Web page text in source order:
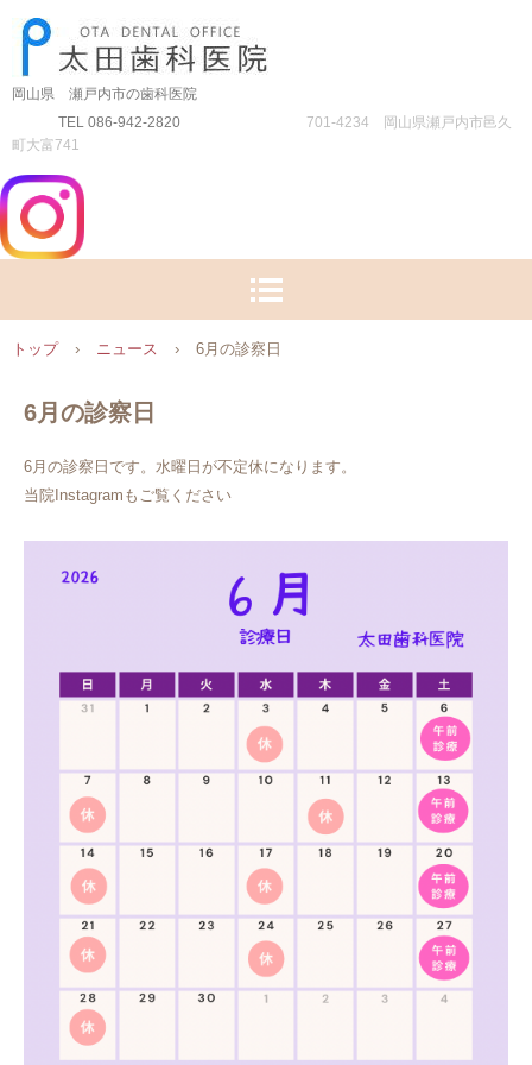
岡山県 瀬戸内市の歯科医院
TEL 086-942-2820
701-4234 岡山県瀬戸内市邑久
町大富741
トップ › ニュース › 6月の診察日
6月の診察日
6月の診察日です。水曜日が不定休になります。
当院Instagramもご覧ください